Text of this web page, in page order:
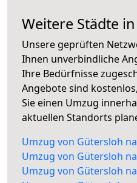
Weitere Städte in
Unsere geprüften
Ihnen unverbindliche
Ihre Bedürfnisse
Angebote sind
Sie einen Umzug
aktuellen Standorts
Umzug von Gütersloh
Umzug von Gütersloh
Umzug von Gütersloh